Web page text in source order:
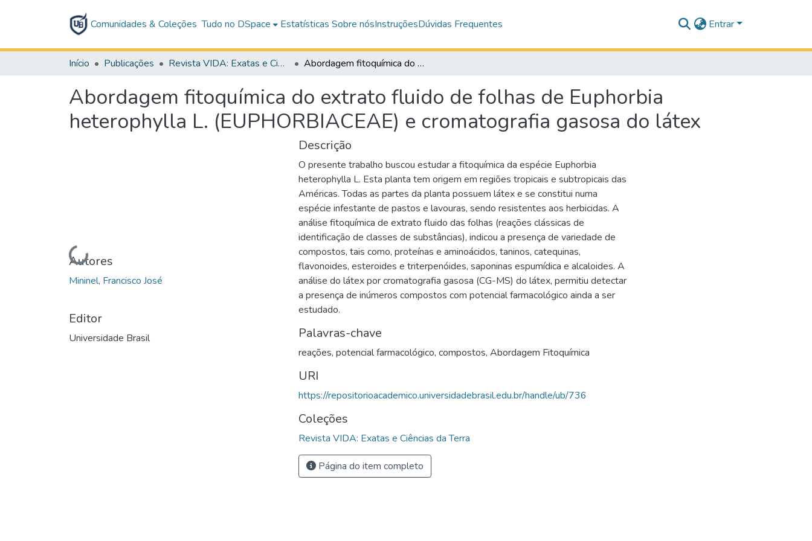
Comunidades & Coleções Tudo no DSpace Estatísticas Sobre nósInstruçõesDúvidas Frequentes Entrar
Início Publicações Revista VIDA: Exatas e Ciências da Terra Abordagem fitoquímica do extrato fluido de folhas de Euphorbia heterophylla L. (EUPHORBIACEAE) e cromatografia gasosa do látex
Abordagem fitoquímica do extrato fluido de folhas de Euphorbia
heterophylla L. (EUPHORBIACEAE) e cromatografia gasosa do látex
Carregando...
Autores
Mininel, Francisco José
Editor
Universidade Brasil
Descrição
O presente trabalho buscou estudar a fitoquímica da espécie Euphorbia
heterophylla L. Esta planta tem origem em regiões tropicais e subtropicais das
Américas. Todas as partes da planta possuem látex e se constitui numa
espécie infestante de pastos e lavouras, sendo resistentes aos herbicidas. A
análise fitoquímica de extrato fluido das folhas (reações clássicas de
identificação de classes de substâncias), indicou a presença de variedade de
compostos, tais como, proteínas e aminoácidos, taninos, catequinas,
flavonoides, esteroides e triterpenóides, saponinas espumídica e alcaloides. A
análise do látex por cromatografia gasosa (CG-MS) do látex, permitiu detectar
a presença de inúmeros compostos com potencial farmacológico ainda a ser
estudado.
Palavras-chave
reações, potencial farmacológico, compostos, Abordagem Fitoquímica
URI
https://repositorioacademico.universidadebrasil.edu.br/handle/ub/736
Coleções
Revista VIDA: Exatas e Ciências da Terra
Página do item completo